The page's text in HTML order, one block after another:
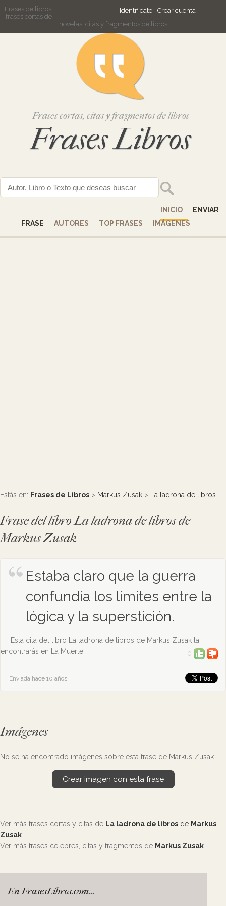
Identifícate Crear cuenta
Frases de libros,
frases cortas de
novelas, citas y fragmentos de libros
Frases cortas, citas y fragmentos de libros
Frases Libros
INICIO
ENVIAR
FRASE
AUTORES TOP FRASES IMÁGENES
Estás en: Frases de Libros > Markus Zusak > La ladrona de libros
Frase del libro La ladrona de libros de
Markus Zusak
Estaba claro que la guerra
confundía los límites entre la
lógica y la superstición.
Esta cita del libro La ladrona de libros de Markus Zusak la
encontrarás en La Muerte
0
Enviada hace 10 años
Imágenes
No se ha encontrado imágenes sobre esta frase de Markus Zusak.
Crear imagen con esta frase
Ver más frases cortas y citas de La ladrona de libros de Markus
Zusak
Ver más frases célebres, citas y fragmentos de Markus Zusak
En FrasesLibros.com...